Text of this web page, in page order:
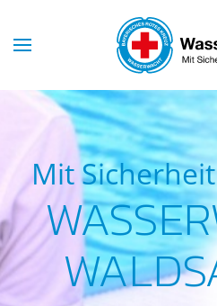
Skip to main content
Mit